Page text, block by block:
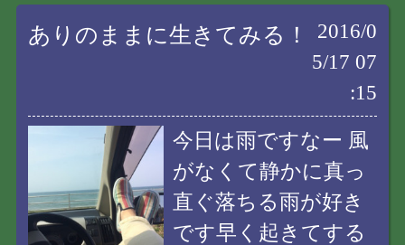
ありのままに生きてみる！
2016/0
5/17 07
:15
今日は雨ですなー 風
がなくて静かに真っ
直ぐ落ちる雨が好き
です早く起きてする